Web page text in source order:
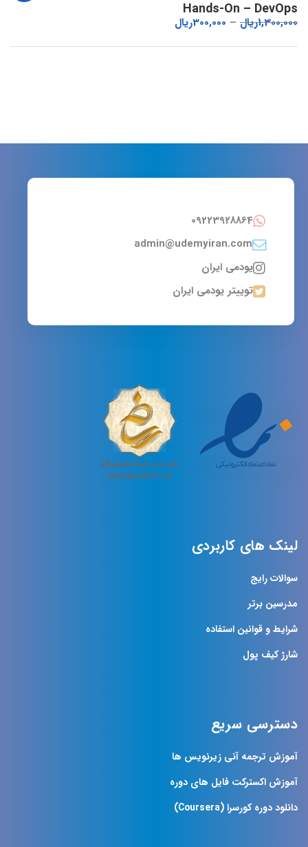
Hands-On – DevOps
1,300,000ریال 300,000ریال
09223928864
admin@udemyiran.com
یودمی ایران
توییتر یودمی ایران
لینک های کاربردی
سوالات رایج
مدرسین برتر
شرایط و قوانین استفاده
شارژ کیف پول
دسترسی سریع
آموزش ترجمه آنی زیرنویس ها
آموزش اکسترکت فایل های دوره
دانلود دوره کورسرا (Coursera)